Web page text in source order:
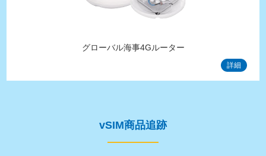
グローバル海事4Gルーター
詳細
vSIM商品追跡